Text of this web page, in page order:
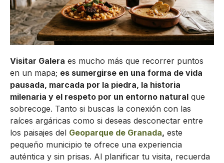
Visitar Galera es mucho más que recorrer puntos
en un mapa; es sumergirse en una forma de vida
pausada, marcada por la piedra, la historia
milenaria y el respeto por un entorno natural que
sobrecoge. Tanto si buscas la conexión con las
raíces argáricas como si deseas desconectar entre
los paisajes del Geoparque de Granada, este
pequeño municipio te ofrece una experiencia
auténtica y sin prisas. Al planificar tu visita, recuerda